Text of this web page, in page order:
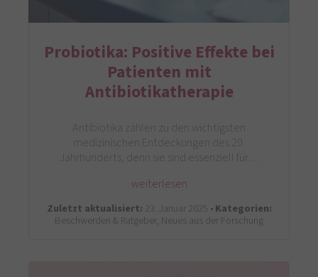
Probiotika: Positive Effekte bei
Patienten mit
Antibiotikatherapie
Antibiotika zählen zu den wichtigsten
medizinischen Entdeckungen des 20.
Jahrhunderts, denn sie sind essenziell für…
weiterlesen
Zuletzt aktualisiert: 23. Januar 2025 •Kategorien:
Beschwerden & Ratgeber, Neues aus der Forschung